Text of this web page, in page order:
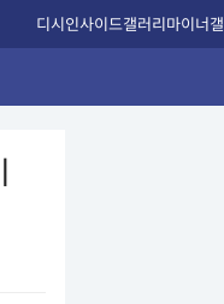
디시인사이드갤러리마이너갤